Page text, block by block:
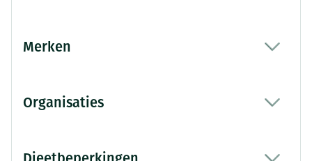
Merken
Organisaties